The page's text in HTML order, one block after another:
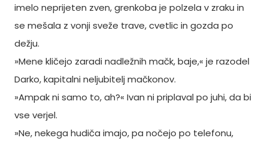
imelo neprijeten zven, grenkoba je polzela v zraku in
se mešala z vonji sveže trave, cvetlic in gozda po
dežju.
»Mene kličejo zaradi nadležnih mačk, baje,« je razodel
Darko, kapitalni neljubitelj mačkonov.
»Ampak ni samo to, ah?« Ivan ni priplaval po juhi, da bi
vse verjel.
»Ne, nekega hudiča imajo, pa nočejo po telefonu,